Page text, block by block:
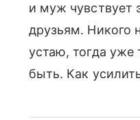
и муж чувствует
друзьям. Никого
устаю, тогда уже
быть. Как